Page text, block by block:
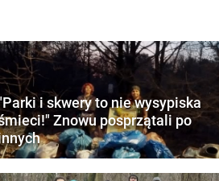
i skwery to nie wysypiska
Znowu posprzątali po